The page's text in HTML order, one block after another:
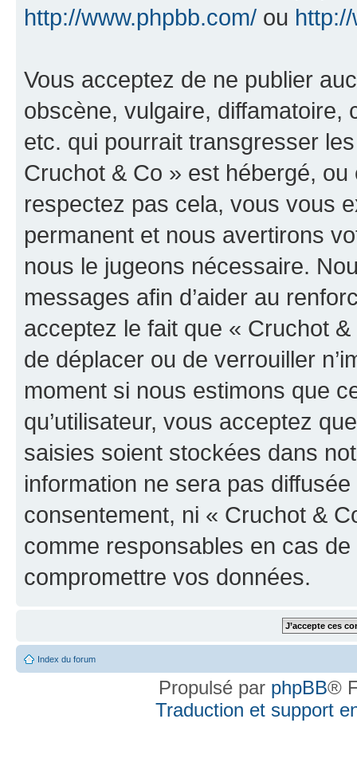
http://www.phpbb.com/ ou
Vous acceptez de ne publier
obscène, vulgaire, diffamatoire,
etc. qui pourrait transgresser
Cruchot & Co » est hébergé,
respectez pas cela, vous vous
permanent et nous avertirons
nous le jugeons nécessaire.
messages afin d’aider au
acceptez le fait que « Cruchot
de déplacer ou de verrouiller
moment si nous estimons que
qu’utilisateur, vous acceptez
saisies soient stockées dans
information ne sera pas
consentement, ni « Cruchot &
comme responsables en cas
compromettre vos données.
Index du forum
Propulsé par phpBB®
Traduction et support